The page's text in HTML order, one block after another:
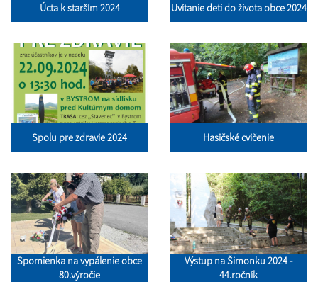
Úcta k starším 2024 Uvítanie deti do života obce 2024
Spolu pre zdravie 2024 Hasičské cvičenie
Spomienka na vypálenie obce
80.výročie
Výstup na Šimonku 2024 -
44.ročník